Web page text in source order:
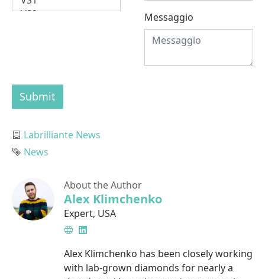
Messaggio
Submit
Category
Labrilliante News
Tag
News
About the Author
Alex Klimchenko
Expert, USA
WebsiteLinkedIn
Alex Klimchenko has been closely working
with lab-grown diamonds for nearly a